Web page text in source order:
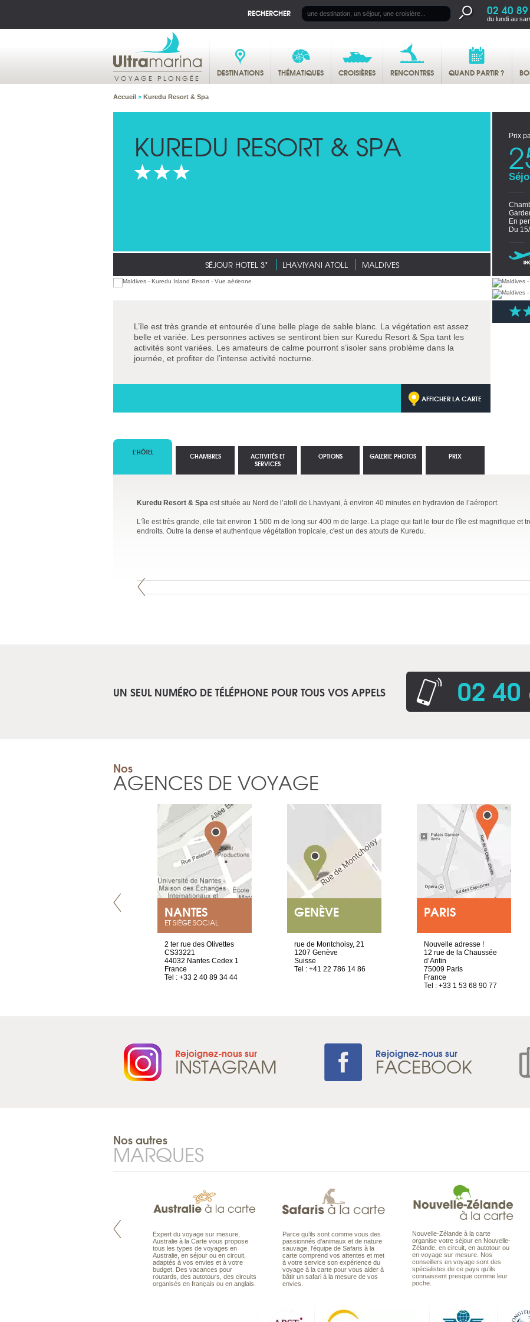
RECHERCHER 02 40
du lundi au
VOYAGE PLONGÉE DESTINATIONS THÉMATIQUES CROISIÈRES RENCONTRES QUAND PARTIR ?
Accueil > Kuredu Resort & Spa
KUREDU RESORT & SPA
SÉJOUR HOTEL 3* LHAVIYANI ATOLL MALDIVES
Prix
En
Du
L’île est très grande et entourée d’une belle plage de sable blanc. La végétation est assez
belle et variée. Les personnes actives se sentiront bien sur Kuredu Resort & Spa tant les
activités sont variées. Les amateurs de calme pourront s’isoler sans problème dans la
journée, et profiter de l’intense activité nocturne.
AFFICHER LA CARTE
L’HÔTEL
Kuredu Resort & Spa est située au Nord de l’atoll de Lhaviyani, à environ 40 minutes en hydravion de l’aéroport.
L’île est très grande, elle fait environ 1 500 m de long sur 400 m de large. La plage qui fait le tour de l'île est magnifique et
endroits. Outre la dense et authentique végétation tropicale, c'est un des atouts de Kuredu.
CHAMBRES
ACTIVITÉS ET
SERVICES
OPTIONS GALERIE PHOTOS PRIX
UN SEUL NUMÉRO DE TÉLÉPHONE POUR TOUS VOS APPELS 02
Nos
AGENCES DE VOYAGE
NANTES
ET SIÈGE SOCIAL
2 ter rue des Olivettes
CS33221
44032 Nantes Cedex 1
France
Tel : +33 2 40 89 34 44
GENÈVE
rue de Montchoisy, 21
1207 Genève
Suisse
Tel : +41 22 786 14 86
PARIS
Nouvelle adresse !
12 rue de la Chaussée
d’Antin
75009 Paris
France
Tel : +33 1 53 68 90 77
Rejoignez-nous sur
INSTAGRAM Rejoignez-nous sur
FACEBOOK
Nos autres
MARQUES
Pacifique à la carte est le spécialiste
Expert du voyage sur mesure,
Australie à la Carte vous propose
tous les types de voyages en
Australie, en séjour ou en circuit,
adaptés à vos envies et à votre
budget. Des vacances pour
routards, des autotours, des circuits
organisés en français ou en anglais.
Parce qu’ils sont comme vous des
passionnés d’animaux et de nature
sauvage, l’équipe de Safaris à la
carte comprend vos attentes et met
à votre service son expérience du
voyage à la carte pour vous aider à
bâtir un safari à la mesure de vos
envies.
Nouvelle-Zélande à la carte
organise votre séjour en Nouvelle-
Zélande, en circuit, en autotour ou
en voyage sur mesure. Nos
conseillers en voyage sont des
spécialistes de ce pays qu’ils
connaissent presque comme leur
poche.